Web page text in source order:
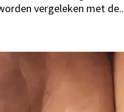
vergeleken met